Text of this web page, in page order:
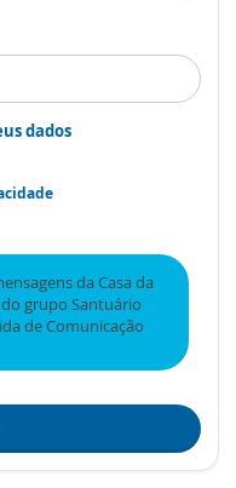
dados
da Casa da
grupo Santuário
de Comunicação